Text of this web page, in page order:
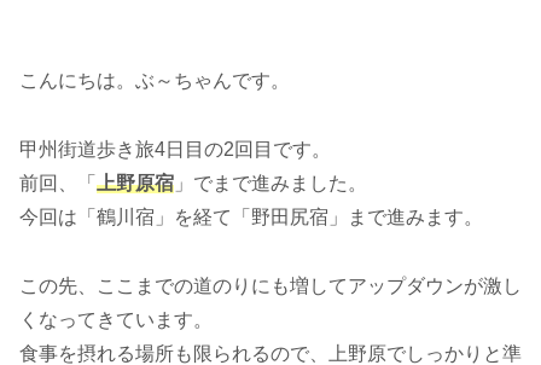
こんにちは。ぶ～ちゃんです。
甲州街道歩き旅4日目の2回目です。
前回、「 上野原宿 」でまで進みました。
今回は「鶴川宿」を経て「野田尻宿」まで進みます。
この先、ここまでの道のりにも増してアップダウンが激し
くなってきています。
食事を摂れる場所も限られるので、上野原でしっかりと準